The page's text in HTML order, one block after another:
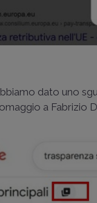
dato uno
a Fabrizio